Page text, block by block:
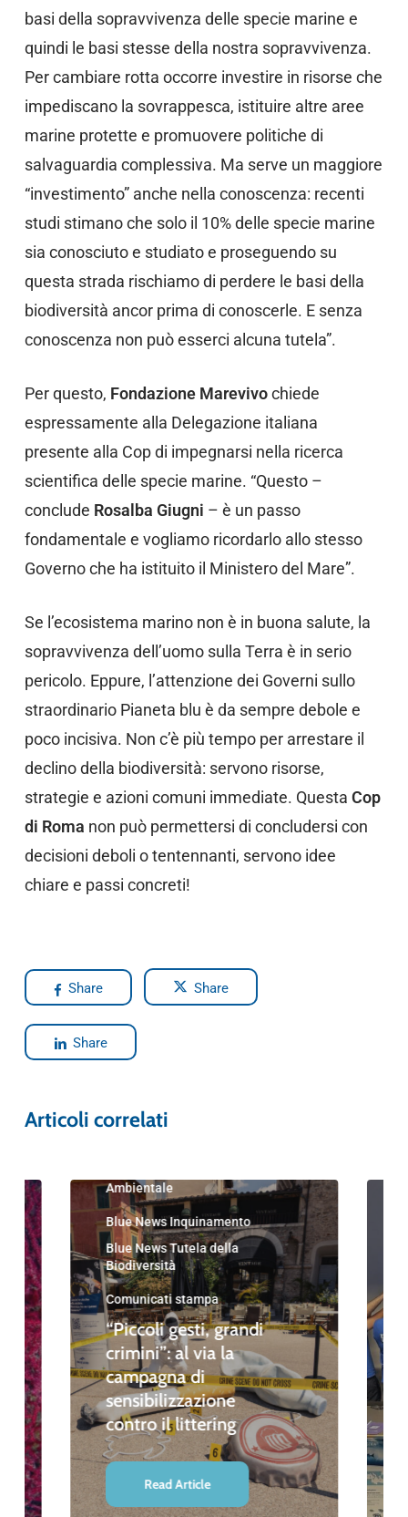
basi della sopravvivenza delle specie marine e
quindi le basi stesse della nostra sopravvivenza.
Per cambiare rotta occorre investire in risorse che
impediscano la sovrappesca, istituire altre aree
marine protette e promuovere politiche di
salvaguardia complessiva. Ma serve un maggiore
“investimento” anche nella conoscenza: recenti
studi stimano che solo il 10% delle specie marine
sia conosciuto e studiato e proseguendo su
questa strada rischiamo di perdere le basi della
biodiversità ancor prima di conoscerle. E senza
conoscenza non può esserci alcuna tutela”.
Per questo, Fondazione Marevivochiede
espressamente alla Delegazione italiana
presente alla Cop di impegnarsi nella ricerca
scientifica delle specie marine. “Questo –
conclude Rosalba Giugni – è un passo
fondamentale e vogliamo ricordarlo allo stesso
Governo che ha istituito il Ministero del Mare”.
Se l’ecosistema marino non è in buona salute, la
sopravvivenza dell’uomo sulla Terra è in serio
pericolo. Eppure, l’attenzione dei Governi sullo
straordinario Pianeta blu è da sempre debole e
poco incisiva. Non c’è più tempo per arrestare il
declino della biodiversità: servono risorse,
strategie e azioni comuni immediate. Questa Cop
di Roma non può permettersi di concludersi con
decisioni deboli o tentennanti, servono idee
chiare e passi concreti!
Share Share
Share
Articoli correlati
Ambientale
Blue News Inquinamento
Blue News Tutela della
Biodiversità
Comunicati stampa
“Piccoli gesti, grandi
crimini”: al via la
campagna di
sensibilizzazione
contro il littering
Read Article